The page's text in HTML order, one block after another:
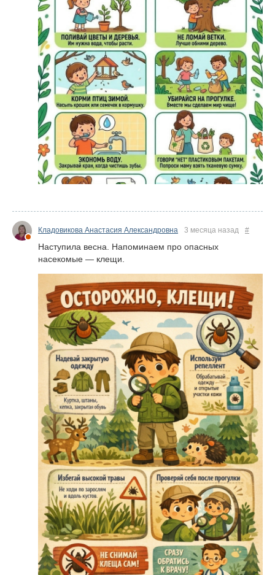
Кладовикова Анастасия Александровна 3 месяца назад #
Наступила весна. Напоминаем про опасных
насекомые — клещи.